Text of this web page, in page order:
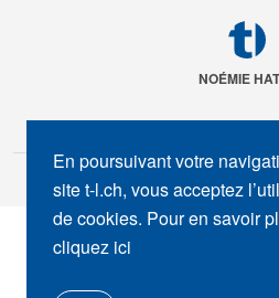
NOÉMIE
En poursuivant votre
site t-l.ch, vous acceptez
de cookies. Pour en savoir
cliquez ici